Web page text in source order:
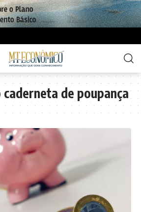
de poupança